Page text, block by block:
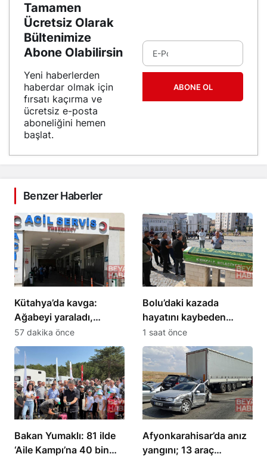
Tamamen
Ücretsiz Olarak
Bültenimize
Abone Olabilirsin
Yeni haberlerden
haberdar olmak için
fırsatı kaçırma ve
ücretsiz e-posta
aboneliğini hemen
başlat.
ABONE OL
Benzer Haberler
Kütahya’da kavga:
Ağabeyi yaraladı,
yengesini öldürdü
57 dakika önce
Bolu’daki kazada
hayatını kaybeden
Batuhan Kırıkkale’de
defnedildi
1 saat önce
Bakan Yumaklı: 81 ilde
‘Aile Kampı’na 40 bin
Afyonkarahisar’da anız
yangını; 13 araç